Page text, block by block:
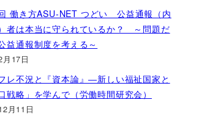
働き方ASU-NET つどい 公益通報（内
者は本当に守られているか？ ～問題だ
益通報制度を考える～
17日
レ不況と『資本論』―新しい福祉国家と
戦略」を学んで（労働時間研究会）
月11日